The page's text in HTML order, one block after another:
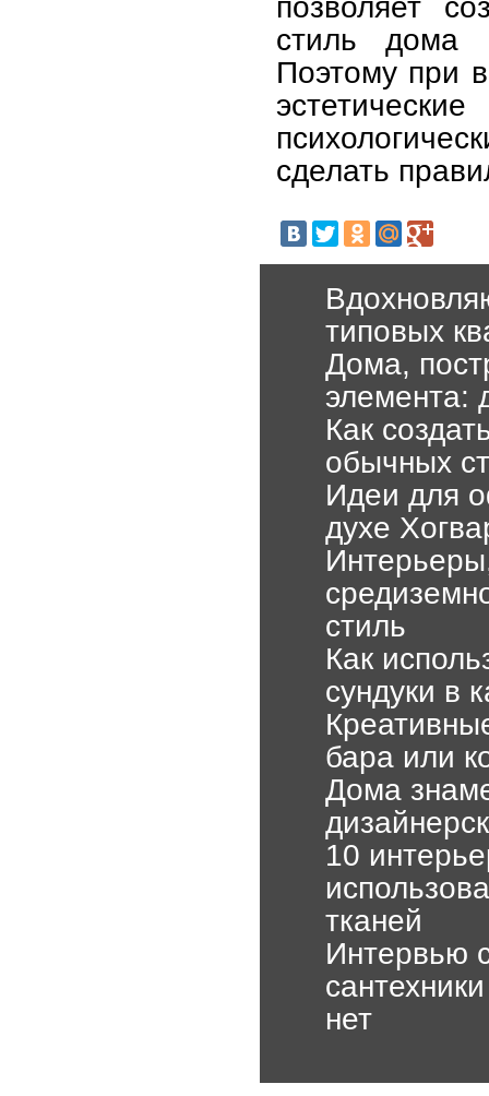
стиль дома
Поэтому при
сделать
типовых
Дома,
элемента:
Как
обычных
Идеи для
духе
стиль
Как
сундуки в
бара или
Дома
10
тканей
Интервью
нет